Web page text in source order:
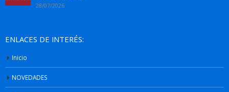
28/07/2026
ENLACES DE INTERÉS:
Inicio
NOVEDADES